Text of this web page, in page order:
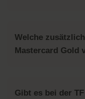
Welche
Mastercard Gold
Gibt es bei der